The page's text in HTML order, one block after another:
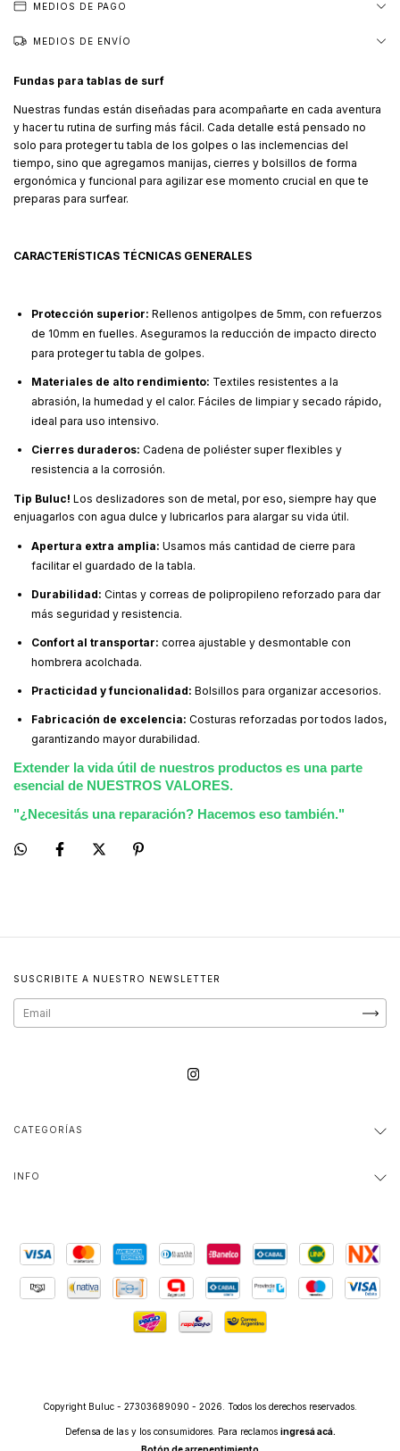
MEDIOS DE PAGO
MEDIOS DE ENVÍO
Fundas para tablas de surf
Nuestras fundas están diseñadas para acompañarte en cada aventura
y hacer tu rutina de surfing más fácil. Cada detalle está pensado no
solo para proteger tu tabla de los golpes o las inclemencias del
tiempo, sino que agregamos manijas, cierres y bolsillos de forma
ergonómica y funcional para agilizar ese momento crucial en que te
preparas para surfear.
CARACTERÍSTICAS TÉCNICAS GENERALES
Protección superior: Rellenos antigolpes de 5mm, con refuerzos
de 10mm en fuelles. Aseguramos la reducción de impacto directo
para proteger tu tabla de golpes.
Materiales de alto rendimiento: Textiles resistentes a la
abrasión, la humedad y el calor. Fáciles de limpiar y secado rápido,
ideal para uso intensivo.
Cierres duraderos: Cadena de poliéster super flexibles y
resistencia a la corrosión.
Tip Buluc! Los deslizadores son de metal, por eso, siempre hay que
enjuagarlos con agua dulce y lubricarlos para alargar su vida útil.
Apertura extra amplia: Usamos más cantidad de cierre para
facilitar el guardado de la tabla.
Durabilidad: Cintas y correas de polipropileno reforzado para dar
más seguridad y resistencia.
Confort al transportar: correa ajustable y desmontable con
hombrera acolchada.
Practicidad y funcionalidad: Bolsillos para organizar accesorios.
Fabricación de excelencia: Costuras reforzadas por todos lados,
garantizando mayor durabilidad.
Extender la vida útil de nuestros productos es una parte
esencial de NUESTROS VALORES.
"¿Necesitás una reparación? Hacemos eso también."
SUSCRIBITE A NUESTRO NEWSLETTER
CATEGORÍAS
INFO
Copyright Buluc - 27303689090 - 2026. Todos los derechos reservados.
Defensa de las y los consumidores. Para reclamos ingresá acá.